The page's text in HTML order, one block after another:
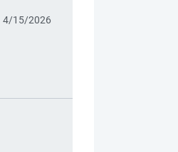
4/15/2026